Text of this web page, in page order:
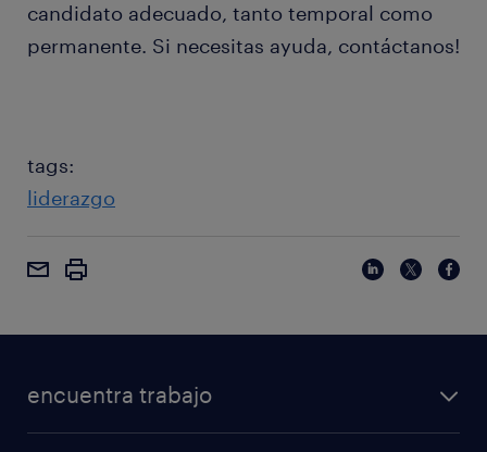
candidato adecuado, tanto temporal como
permanente. Si necesitas ayuda, contáctanos!
tags:
liderazgo
encuentra trabajo